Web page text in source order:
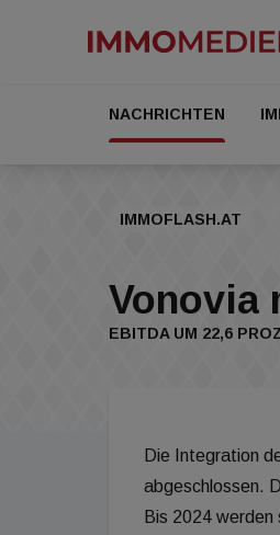
NACHRICHTEN
IMMOFLASH.AT
Vonovia
EBITDA UM 22,6
Die Integration
abgeschlossen.
Bis 2024